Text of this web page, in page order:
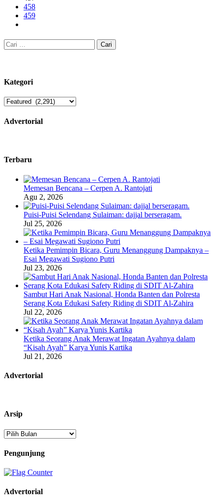
458
459
Cari
untuk:
Kategori
Kategori
Advertorial
Terbaru
Memesan Bencana – Cerpen A. Rantojati
Agu 2, 2026
Puisi-Puisi Selendang Sulaiman: dajjal berseragam.
Jul 25, 2026
Ketika Pemimpin Bicara, Guru Menanggung Dampaknya –
Esai Megawati Sugiono Putri
Jul 23, 2026
Sambut Hari Anak Nasional, Honda Banten dan Polresta
Serang Kota Edukasi Safety Riding di SDIT Al-Zahira
Jul 22, 2026
Ketika Seorang Anak Merawat Ingatan Ayahnya dalam
“Kisah Ayah” Karya Yunis Kartika
Jul 21, 2026
Advertorial
Arsip
Arsip
Pengunjung
Advertorial